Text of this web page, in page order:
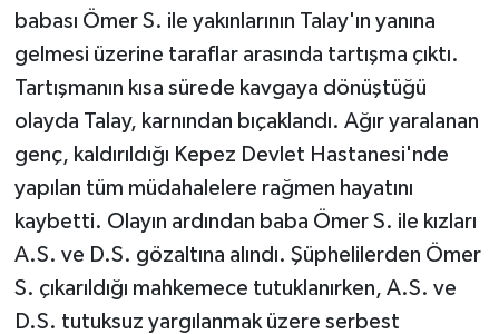
babası Ömer S. ile yakınlarının Talay'ın yanına
gelmesi üzerine taraflar arasında tartışma çıktı.
Tartışmanın kısa sürede kavgaya dönüştüğü
olayda Talay, karnından bıçaklandı. Ağır yaralanan
genç, kaldırıldığı Kepez Devlet Hastanesi'nde
yapılan tüm müdahalelere rağmen hayatını
kaybetti. Olayın ardından baba Ömer S. ile kızları
A.S. ve D.S. gözaltına alındı. Şüphelilerden Ömer
S. çıkarıldığı mahkemece tutuklanırken, A.S. ve
D.S. tutuksuz yargılanmak üzere serbest